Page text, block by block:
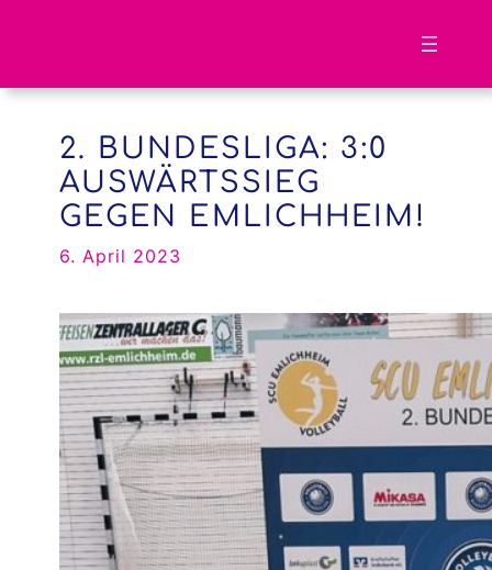
2. BUNDESLIGA: 3:0
AUSWÄRTSSIEG
GEGEN EMLICHHEIM!
6. April 2023